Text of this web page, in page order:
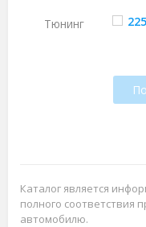
Тюнинг
Каталог является
полного соответствия
автомобилю.